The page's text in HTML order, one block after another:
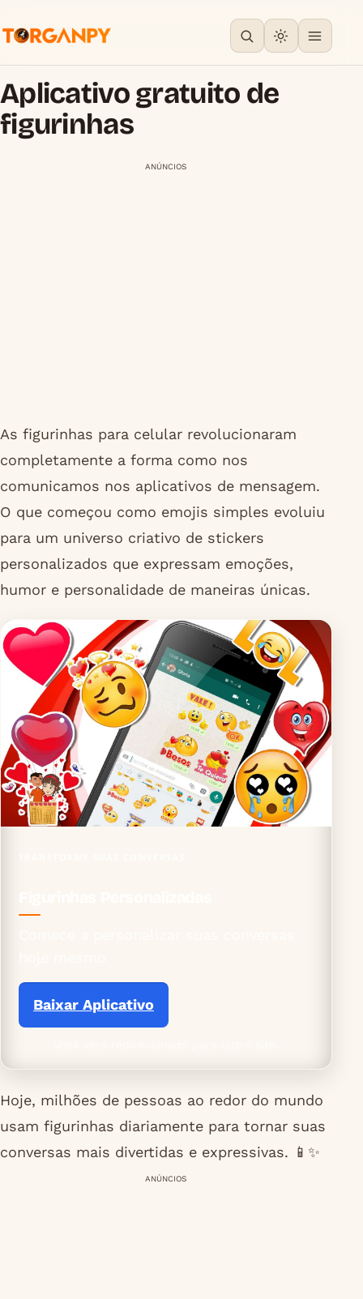
Aplicativo gratuito de
figurinhas
ANÚNCIOS
As figurinhas para celular revolucionaram
completamente a forma como nos
comunicamos nos aplicativos de mensagem.
O que começou como emojis simples evoluiu
para um universo criativo de stickers
personalizados que expressam emoções,
humor e personalidade de maneiras únicas.
Baixar Aplicativo
Hoje, milhões de pessoas ao redor do mundo
usam figurinhas diariamente para tornar suas
conversas mais divertidas e expressivas. 📱✨
ANÚNCIOS